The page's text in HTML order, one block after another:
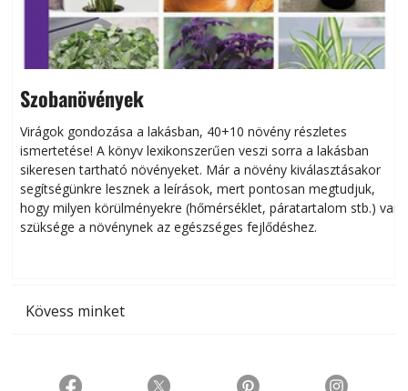
Szobanövények
Virágok gondozása a lakásban, 40+10 növény részletes
ismertetése! A könyv lexikonszerűen veszi sorra a lakásban
sikeresen tart­ha­tó növényeket. Már a növény kiválasztásakor
segítségünkre lesznek a leírások, mert pontosan megtudjuk,
hogy milyen körülményekre (hőmérséklet, páratartalom stb.) van
szüksége a növénynek az egészséges fejlődéshez.
Kövess minket